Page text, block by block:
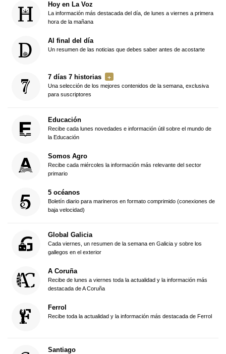
Hoy en La Voz
La información más destacada del día, de lunes a viernes a primera
hora de la mañana
Al final del día
Un resumen de las noticias que debes saber antes de acostarte
7 días 7 historias
Una selección de los mejores contenidos de la semana, exclusiva
para suscriptores
Educación
Recibe cada lunes novedades e información útil sobre el mundo de
la Educación
Somos Agro
Recibe cada miércoles la información más relevante del sector
primario
5 océanos
Boletín diario para marineros en formato comprimido (conexiones de
baja velocidad)
Global Galicia
Cada viernes, un resumen de la semana en Galicia y sobre los
gallegos en el exterior
A Coruña
Recibe de lunes a viernes toda la actualidad y la información más
destacada de A Coruña
Ferrol
Recibe toda la actualidad y la información más destacada de Ferrol
Santiago